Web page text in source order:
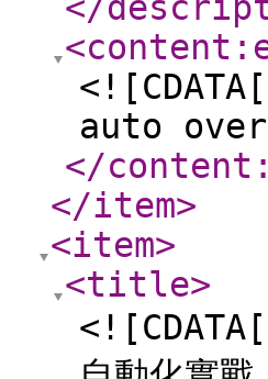
auto
</
</item>
<item>
<title>
<![CDATA[